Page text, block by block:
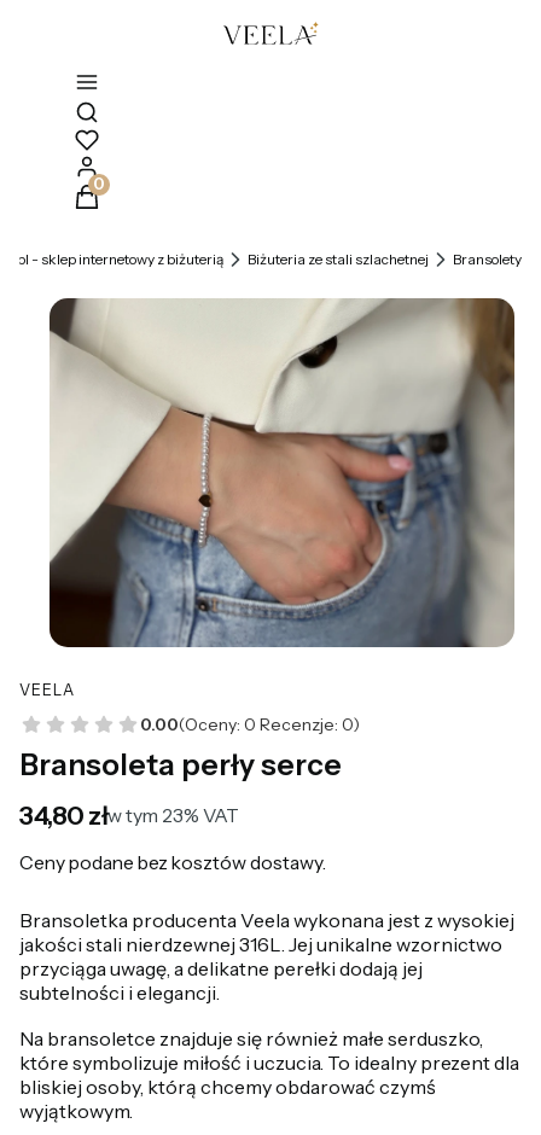
Otwórz wyszukiwarkę
Produkty w koszyku: 0. Zobacz szczegóły
- sklep internetowy z biżuterią Biżuteria ze stali szlachetnej Bransolety
VEELA
0.00(Oceny: 0 Recenzje: 0)
Bransoleta perły serce
Cena
34,80 złw tym 23% VAT
w tym 23% VAT
Ceny podane bez kosztów dostawy.
Bransoletka producenta Veela wykonana jest z wysokiej
jakości stali nierdzewnej 316L. Jej unikalne wzornictwo
przyciąga uwagę, a delikatne perełki dodają jej
subtelności i elegancji.
Na bransoletce znajduje się również małe serduszko,
które symbolizuje miłość i uczucia. To idealny prezent dla
bliskiej osoby, którą chcemy obdarować czymś
wyjątkowym.